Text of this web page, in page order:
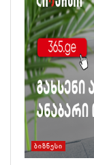
ᲑᲘᲖᲜᲔᲡᲘ